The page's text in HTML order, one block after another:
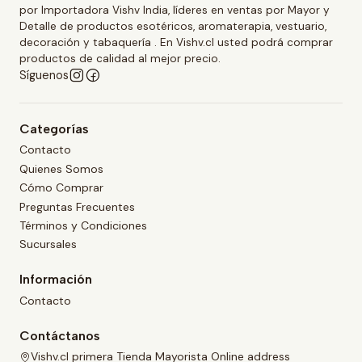
por Importadora Vishv India, líderes en ventas por Mayor y
Detalle de productos esotéricos, aromaterapia, vestuario,
decoración y tabaquería . En Vishv.cl usted podrá comprar
productos de calidad al mejor precio.
Síguenos
Categorías
Contacto
Quienes Somos
Cómo Comprar
Preguntas Frecuentes
Términos y Condiciones
Sucursales
Información
Contacto
Contáctanos
Vishv.cl primera Tienda Mayorista Online address